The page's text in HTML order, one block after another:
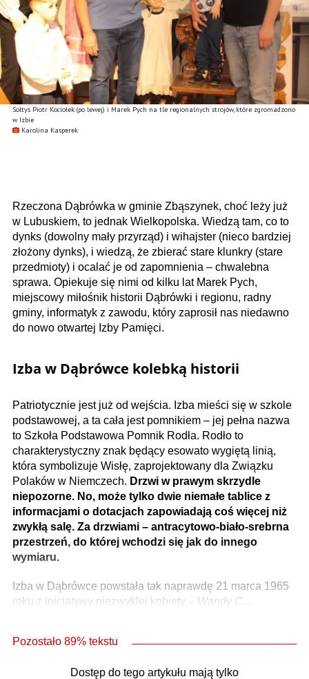
Sołtys Piotr Kociołek (po lewej) i Marek Pych na tle regionalnych strojów, które zgromadzono
w Izbie
Karolina Kasperek
Rzeczona Dąbrówka w gminie Zbąszynek, choć leży już
w Lubuskiem, to jednak Wielkopolska. Wiedzą tam, co to
dynks (dowolny mały przyrząd) i wihajster (nieco bardziej
złożony dynks), i wiedzą, że zbierać stare klunkry (stare
przedmioty) i ocalać je od zapomnienia – chwalebna
sprawa. Opiekuje się nimi od kilku lat Marek Pych,
miejscowy miłośnik historii Dąbrówki i regionu, radny
gminy, informatyk z zawodu, który zaprosił nas niedawno
do nowo otwartej Izby Pamięci.
Izba w Dąbrówce kolebką historii
Patriotycznie jest już od wejścia. Izba mieści się w szkole
podstawowej, a ta cała jest pomnikiem – jej pełna nazwa
to Szkoła Podstawowa Pomnik Rodła. Rodło to
charakterystyczny znak będący esowato wygiętą linią,
która symbolizuje Wisłę, zaprojektowany dla Związku
Polaków w Niemczech. Drzwi w prawym skrzydle
niepozorne. No, może tylko dwie niemałe tablice z
informacjami o dotacjach zapowiadają coś więcej niż
zwykłą salę. Za drzwiami – antracytowo-biało-srebrna
przestrzeń, do której wchodzi się jak do innego
wymiaru.
Izba w Dąbrówce powstała tak naprawdę 21 marca 1965
roku z inicjatywy niezwykłej kobiety – Wandy C...
Pozostało 89% tekstu
Dostęp do tego artykułu mają tylko